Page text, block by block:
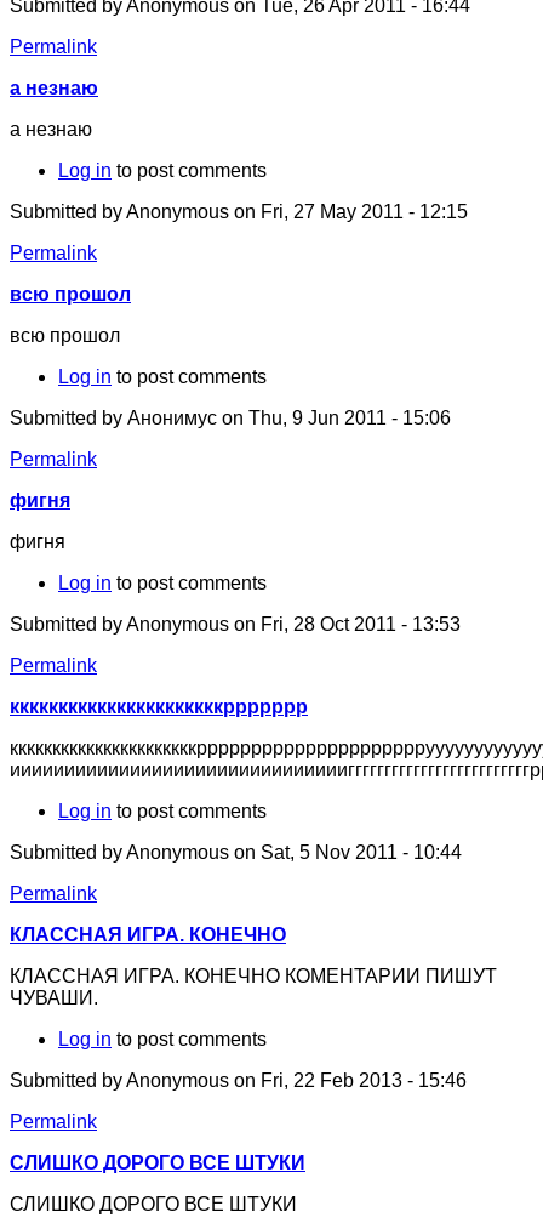
Submitted byAnonymous on Tue, 26 Apr 2011 - 16:44
Permalink
а незнаю
а незнаю
Log in to post comments
Submitted byAnonymous on Fri, 27 May 2011 - 12:15
Permalink
всю прошол
всю прошол
Log in to post comments
Submitted by Анонимус on Thu, 9 Jun 2011 - 15:06
Permalink
фигня
фигня
Log in to post comments
Submitted byAnonymous on Fri, 28 Oct 2011 - 13:53
Permalink
ккккккккккккккккккккккррррррр
Log in to post comments
Submitted byAnonymous on Sat, 5 Nov 2011 - 10:44
Permalink
КЛАССНАЯ ИГРА. КОНЕЧНО
КЛАССНАЯ ИГРА. КОНЕЧНО КОМЕНТАРИИ ПИШУТ
ЧУВАШИ.
Log in to post comments
Submitted byAnonymous on Fri, 22 Feb 2013 - 15:46
Permalink
СЛИШКО ДОРОГО ВСЕ ШТУКИ
СЛИШКО ДОРОГО ВСЕ ШТУКИ